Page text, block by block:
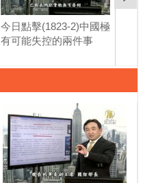
今日點擊(1823-2)中國極
有可能失控的兩件事